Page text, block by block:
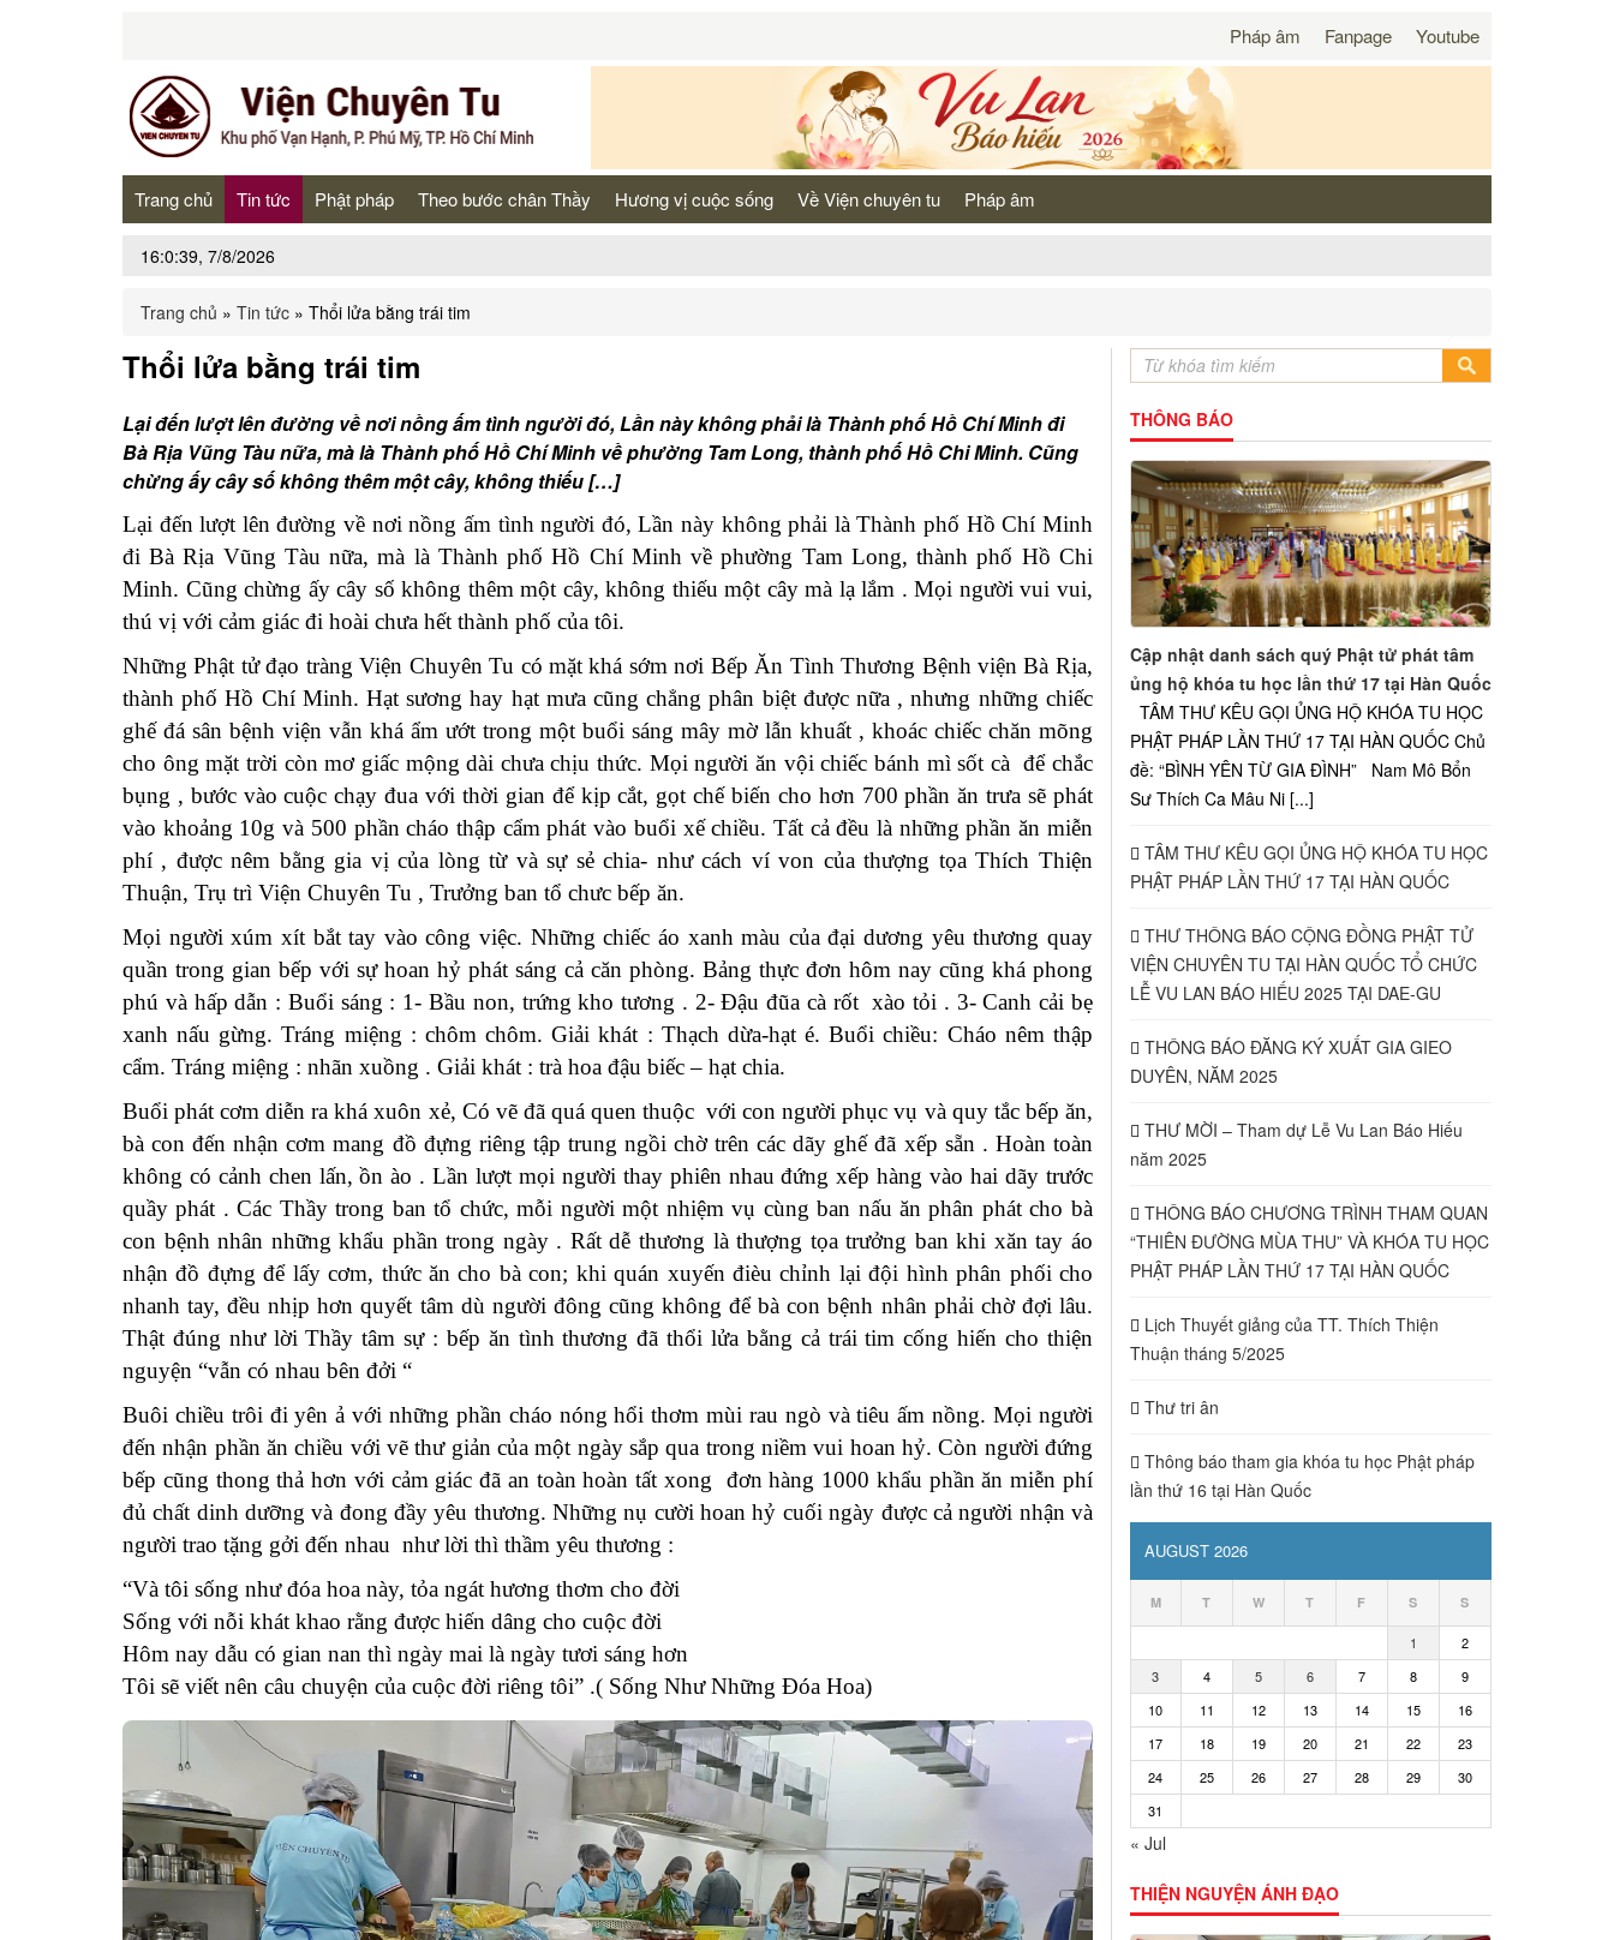
Youtube
Fanpage
Pháp âm
Trang chủ Tin tức Phật pháp Theo bước chân Thầy Hương vị cuộc sống Về Viện chuyên tu Pháp âm
16:0:39, 7/8/2026
Trang chủ » Tin tức » Thổi lửa bằng trái tim
Thổi lửa bằng trái tim
Lại đến lượt lên đường về nơi nồng ấm tình người đó, Lần này không phải là Thành phố Hồ Chí Minh đi
Bà Rịa Vũng Tàu nữa, mà là Thành phố Hồ Chí Minh về phường Tam Long, thành phố Hồ Chi Minh. Cũng
chừng ấy cây số không thêm một cây, không thiếu […]
Lại đến lượt lên đường về nơi nồng ấm tình người đó,Lần này không phải là Thành phố Hồ Chí Minh
đi Bà Rịa Vũng Tàu nữa, mà là Thành phố Hồ Chí Minh vềphường Tam Long, thành phố Hồ Chi
Minh. Cũng chừng ấy cây số không thêm một cây, không thiếu một câymà lạ lắm . Mọi ngườivui vui,
thú vị với cảm giác đi hoài chưa hết thành phố của tôi.
Những Phật tử đạo tràng Viện Chuyên Tu có mặt khá sớm nơi Bếp Ăn Tình Thương Bệnh viện Bà Rịa,
thành phố Hồ Chí Minh.Hạt sương hay hạt mưa cũng chẳng phân biệt được nữa , nhưng những chiếc
ghế đá sân bệnh viện vẫn khá ẩm ướt trong một buổi sáng mây mờ lẫn khuất , khoác chiếc chăn mõng
cho ông mặt trời còn mơ giấc mộng dài chưa chịu thức. Mọi ngườiăn vội chiếc bánh mìsốt cà để chắc
bụng , bước vào cuộc chạy đua với thời gian để kịpcắt, gọt chế biến cho hơn 700 phần ăn trưa sẽ phát
vào khoảng 10g và 500 phần cháo thập cẩmphátvào buổi xế chiều. Tất cả đều là những phần ăn miễn
phí , được nêm bằng gia vị của lòng từ và sự sẻ chia- như cách ví von của thượng tọaThích Thiện
Thuận, Trụ trì Viện Chuyên Tu , Trưởng ban tổ chưc bếp ăn.
Mọi người xúm xít bắt tay vào công việc. Những chiếc áo xanh màu của đại dương yêu thương quay
quần trong gian bếp với sự hoan hỷ phát sáng cả căn phòng. Bảng thực đơn hôm nay cũng khá phong
phú và hấp dẫn : Buổi sáng : 1- Bầu non, trứng kho tương . 2-Đậu đũa cà rốt xào tỏi . 3-Canh cải bẹ
xanh nấu gừng. Tráng miệng : chôm chôm. Giải khát : Thạch dừa-hạt é. Buổi chiều: Cháo nêm thập
cẩm. Tráng miệng : nhãn xuồng . Giải khát : trà hoa đậu biếc – hạt chia.
Buổi phát cơm diễn ra khá xuôn xẻ, Có vẽ đã quá quen thuộc với con người phục vụ và quy tắc bếp ăn,
bà con đến nhận cơm mang đồ đựng riêng tập trung ngồi chờ trên các dãy ghế đã xếp sẵn . Hoàn toàn
không có cảnh chen lấn, ồn ào . Lần lượt mọi người thay phiên nhau đứng xếp hàng vào hai dãy trước
quầy phát . Các Thầy trong ban tổ chức, mỗi người một nhiệm vụ cùng ban nấu ăn phân phát cho bà
con bệnh nhân những khẩu phầntrong ngày. Rất dễ thương là thượng tọa trưởng ban khi xăn tay áo
nhận đồ đựngđể lấy cơm, thức ăn cho bà con; khiquán xuyến đièu chỉnh lại đội hình phân phối cho
nhanh tay, đều nhịp hơnquyết tâm dù người đông cũngkhông để bà con bệnh nhân phải chờ đợi lâu.
Thật đúng như lời Thầy tâm sự : bếp ăn tình thương đã thổi lửa bằng cả trái tim cống hiến cho thiện
nguyện “vẫn có nhau bên đởi “
Buôi chiều trôi đi yên ả với những phần cháo nóng hổi thơm mùi rau ngò và tiêu ấm nồng. Mọi người
đến nhận phần ăn chiều với vẽ thư giản của một ngày sắp qua trong niềm vui hoan hỷ. Còn người đứng
bếp cũng thong thả hơn với cảm giác đã an toàn hoàn tất xong đơn hàng 1000 khẩu phần ăn miễn phí
đủ chất dinh dưỡng và đong đầy yêu thương. Những nụ cười hoan hỷ cuối ngày được cả người nhận và
người trao tặng gởi đến nhau như lời thì thầm yêu thương :
“Và tôi sống như đóa hoa này, tỏa ngát hương thơm cho đời
Sống với nỗi khát khao rằng được hiến dâng cho cuộc đời
Hôm nay dẫu có gian nan thì ngày mai là ngày tươi sáng hơn
Tôi sẽ viết nên câu chuyện của cuộc đời riêng tôi” .( Sống Như Những Đóa Hoa)
THÔNG BÁO
Cập nhật danh sách quý Phật tử phát tâm
ủng hộ khóa tu học lần thứ 17 tại Hàn Quốc
TÂM THƯ KÊU GỌI ỦNG HỘ KHÓA TU HỌC
PHẬT PHÁP LẦN THỨ 17 TẠI HÀN QUỐC Chủ
đề: “BÌNH YÊN TỪ GIA ĐÌNH” Nam Mô Bổn
Sư Thích Ca Mâu Ni [...]
TÂM THƯ KÊU GỌI ỦNG HỘ KHÓA TU HỌC
PHẬT PHÁP LẦN THỨ 17 TẠI HÀN QUỐC
THƯ THÔNG BÁO CỘNG ĐỒNG PHẬT TỬ
VIỆN CHUYÊN TU TẠI HÀN QUỐC TỔ CHỨC
LỄ VU LAN BÁO HIẾU 2025 TẠI DAE-GU
THÔNG BÁO ĐĂNG KÝ XUẤT GIA GIEO
DUYÊN, NĂM 2025
THƯ MỜI – Tham dự Lễ Vu Lan Báo Hiếu
năm 2025
THÔNG BÁO CHƯƠNG TRÌNH THAM QUAN
“THIÊN ĐƯỜNG MÙA THU” VÀ KHÓA TU HỌC
PHẬT PHÁP LẦN THỨ 17 TẠI HÀN QUỐC
Lịch Thuyết giảng của TT. Thích Thiện
Thuận tháng 5/2025
Thư tri ân
Thông báo tham gia khóa tu học Phật pháp
lần thứ 16 tại Hàn Quốc
AUGUST 2026
M T W T F S S
1
2
3
4 5 6 7 8
9
10
11 12 13 14 15
16
17
18 19 20 21 22
23
24
25 26 27 28 29
30
31
« Jul
THIỆN NGUYỆN ÁNH ĐẠO